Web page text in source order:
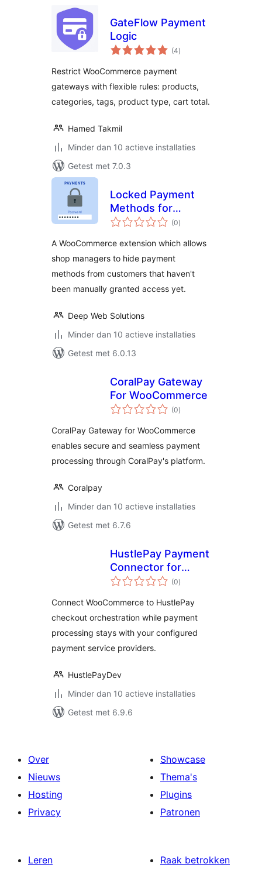
GateFlow Payment
Logic
(4totaal
waarderingen
)
Restrict WooCommerce payment
gateways with flexible rules: products,
categories, tags, product type, cart total.
Hamed Takmil
Minder dan 10 actieve installaties
Getest met 7.0.3
Locked Payment
Methods for
WooCommerce
(0totaal
waarderingen
)
A WooCommerce extension which allows
shop managers to hide payment
methods from customers that haven't
been manually granted access yet.
Deep Web Solutions
Minder dan 10 actieve installaties
Getest met 6.0.13
CoralPay Gateway
For WooCommerce
(0totaal
waarderingen
)
CoralPay Gateway for WooCommerce
enables secure and seamless payment
processing through CoralPay's platform.
Coralpay
Minder dan 10 actieve installaties
Getest met 6.7.6
HustlePay Payment
Connector for
WooCommerce
(0totaal
waarderingen
)
Connect WooCommerce to HustlePay
checkout orchestration while payment
processing stays with your configured
payment service providers.
HustlePayDev
Minder dan 10 actieve installaties
Getest met 6.9.6
Over
Nieuws
Hosting
Privacy
Showcase
Thema's
Plugins
Patronen
Leren
Raak betrokken